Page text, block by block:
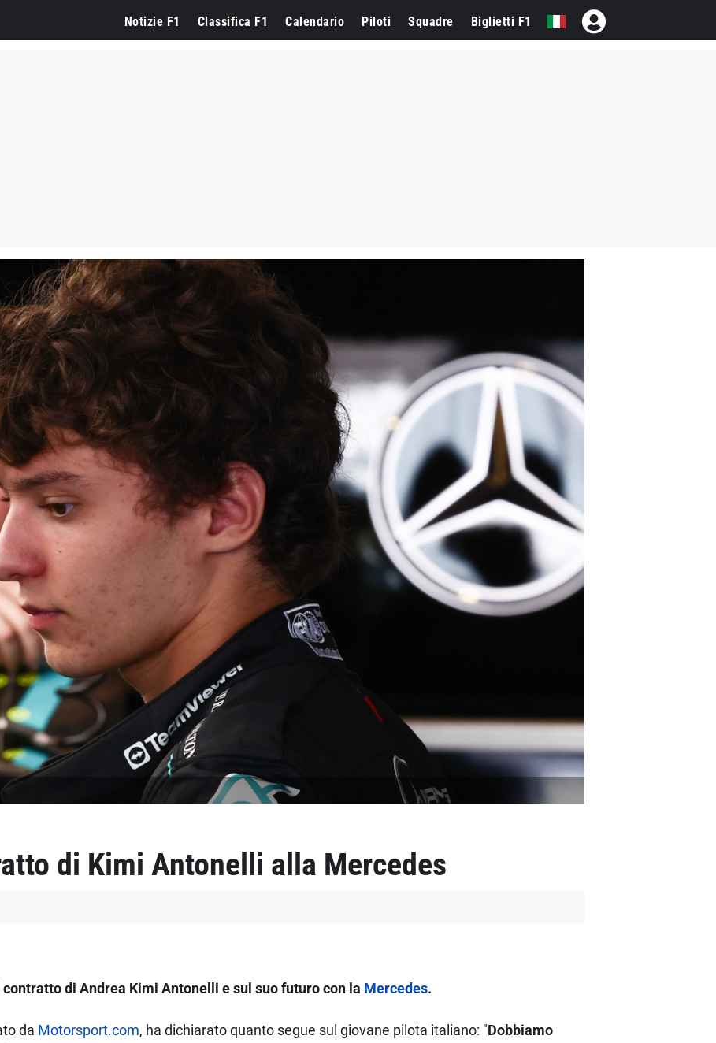
Notizie F1 Classifica F1 Calendario Piloti Squadre Biglietti F1
di Kimi Antonelli alla Mercedes
di Andrea Kimi Antonelli e sul suo futuro con la Mercedes.
da Motorsport.com, ha dichiarato quanto segue sul giovane pilota italiano: "Dobbiamo